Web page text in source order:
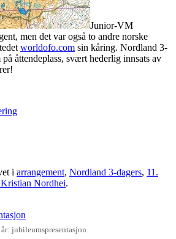
Junior-VM
men det var også to andre norske
worldofo.com sin kåring. Nordland 3-
åttendeplass, svært hederlig innsats av
i arrangement, Nordland 3-dagers, 11.
Nordhei.
jubileumspresentasjon